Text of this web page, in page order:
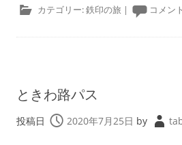
カテゴリー:鉄印の旅 | コメン
ときわ路パス
投稿日 2020年7月25日 by